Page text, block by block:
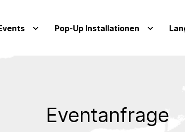
Pop-Up Installationen
Eventanfrage